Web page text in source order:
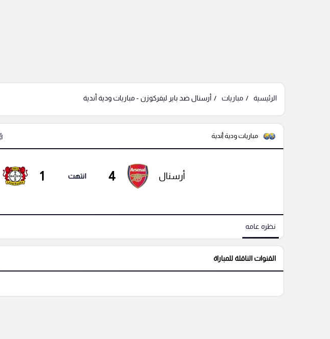
الرئيسية مباريات أرسنال ضد باير ليفركوزن - مباريات ودية أندية
مباريات ودية أندية
أرسنال 4 انتهت 1
نظره عامه
القنوات الناقلة للمباراة